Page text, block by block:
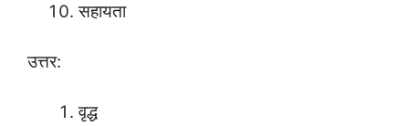
सहायता
उत्तर:
वृद्ध